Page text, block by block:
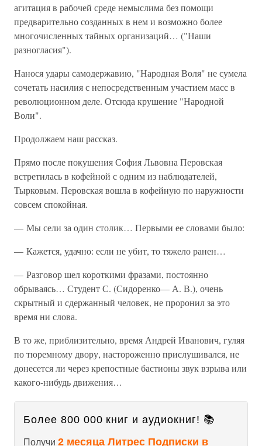
агитация в рабочей среде немыслима без помощи
предварительно созданных в нем и возможно более
многочисленных тайных организаций… ("Наши
разногласия").
Нанося удары самодержавию, "Народная Воля" не сумела
сочетать насилия с непосредственным участием масс в
революционном деле. Отсюда крушение "Народной
Воли".
Продолжаем наш рассказ.
Прямо после покушения София Львовна Перовская
встретилась в кофейной с одним из наблюдателей,
Тырковым. Перовская вошла в кофейную по наружности
совсем спокойная.
— Мы сели за один столик… Первыми ее словами было:
— Кажется, удачно: если не убит, то тяжело ранен…
— Разговор шел короткими фразами, постоянно
обрываясь… Студент С. (Сидоренко— А. В.), очень
скрытный и сдержанный человек, не проронил за это
время ни слова.
В то же, приблизительно, время Андрей Иванович, гуляя
по тюремному двору, настороженно прислушивался, не
донесется ли через крепостные бастионы звук взрыва или
какого-нибудь движения…
Более 800 000 книг и аудиокниг! 📚
Получи 2 месяца Литрес Подписки в